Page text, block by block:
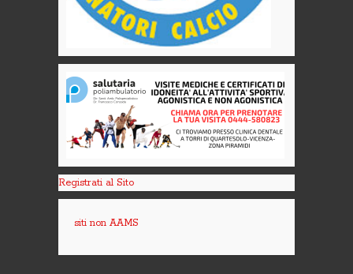
Registrati al Sito
siti non AAMS